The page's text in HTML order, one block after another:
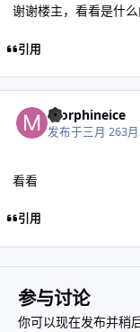
谢谢楼主，看看是什么
引用
morphineice
发布于三月 263
看看
引用
参与讨论
你可以现在发布并稍